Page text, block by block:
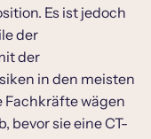
Es ist jedoch
der
der
in den meisten
Fachkräfte wägen
bevor sie eine CT-